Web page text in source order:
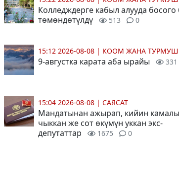
Колледждерге кабыл алууда босого
төмөндөтүлдү
513 0
15:12 2026-08-08 | КООМ ЖАНА ТУРМУШ
9-августка карата аба ырайы 331
15:04 2026-08-08 | САЯСАТ
Мандатынан ажырап, кийин
чыккан же сот өкүмүн уккан экс-
депутаттар
1675 0